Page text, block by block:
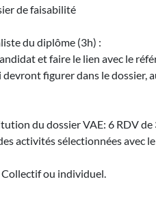
de faisabilité
du diplôme (3h) :
et faire le lien avec le
figurer dans le dossier,
du dossier VAE: 6 RDV de
activités sélectionnées avec
Collectif ou individuel.